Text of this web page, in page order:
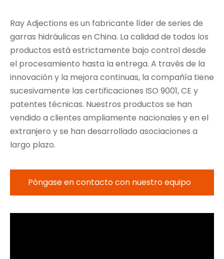
Ray Adjections es un fabricante líder de series de
garras hidráulicas en China. La calidad de todos los
productos está estrictamente bajo control desde
el procesamiento hasta la entrega. A través de la
innovación y la mejora continuas, la compañía tiene
sucesivamente las certificaciones ISO 9001, CE y
patentes técnicas. Nuestros productos se han
vendido a clientes ampliamente nacionales y en el
extranjero y se han desarrollado asociaciones a
largo plazo.
Póngase en contacto con nuestro equipo